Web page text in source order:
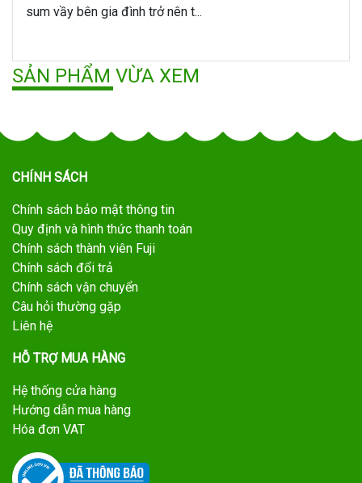
sum vầy bên gia đình trở nên t...
SẢN PHẨM VỪA XEM
CHÍNH SÁCH
Chính sách bảo mật thông tin
Quy định và hình thức thanh toán
Chính sách thành viên Fuji
Chính sách đổi trả
Chính sách vận chuyển
Câu hỏi thường gặp
Liên hệ
HỖ TRỢ MUA HÀNG
Hệ thống cửa hàng
Hướng dẫn mua hàng
Hóa đơn VAT